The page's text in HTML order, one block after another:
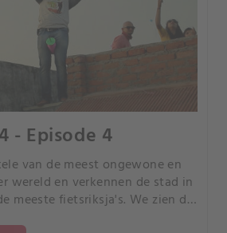
- Episode 4
van de meest ongewone en
wereld en verkennen de stad in
meeste fietsriksja's. We zien de